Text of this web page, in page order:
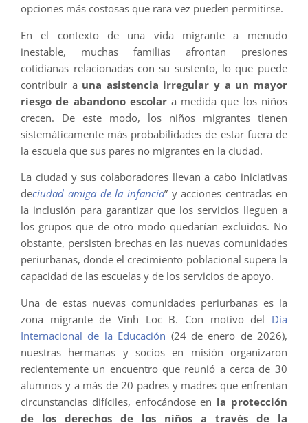
opciones más costosas que rara vez pueden permitirse.
En el contexto de una vida migrante a menudo
inestable, muchas familias afrontan presiones
cotidianas relacionadas con su sustento, lo que puede
contribuir a una asistencia irregular y a un mayor
riesgo de abandono escolara medida que los niños
crecen. De este modo, los niños migrantes tienen
sistemáticamente más probabilidades de estar fuera de
la escuela que sus pares no migrantes en la ciudad.
La ciudad y sus colaboradores llevan a cabo iniciativas
deciudad amiga de la infancia” y acciones centradas en
la inclusión para garantizar que los servicios lleguen a
los grupos que de otro modo quedarían excluidos. No
obstante, persisten brechas en las nuevas comunidades
periurbanas, donde el crecimiento poblacional supera la
capacidad de las escuelas y de los servicios de apoyo.
Una de estas nuevas comunidades periurbanas es la
zona migrante de Vinh Loc B. Con motivo del Día
Internacional de la Educación (24 de enero de 2026),
nuestras hermanas y socios en misión organizaron
recientemente un encuentro que reunió a cerca de 30
alumnos y a más de 20 padres y madres que enfrentan
circunstancias difíciles, enfocándose en la protección
de los derechos de los niños a través de la